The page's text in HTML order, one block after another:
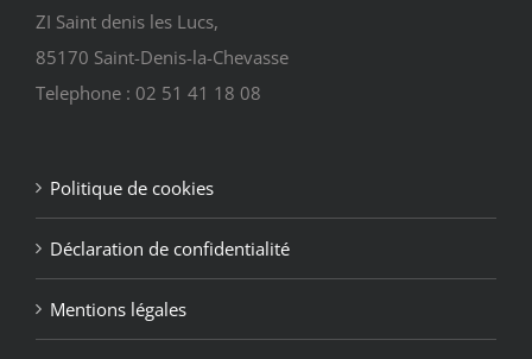
ZI Saint denis les Lucs,
85170 Saint-Denis-la-Chevasse
Telephone : 02 51 41 18 08
Politique de cookies
Déclaration de confidentialité
Mentions légales